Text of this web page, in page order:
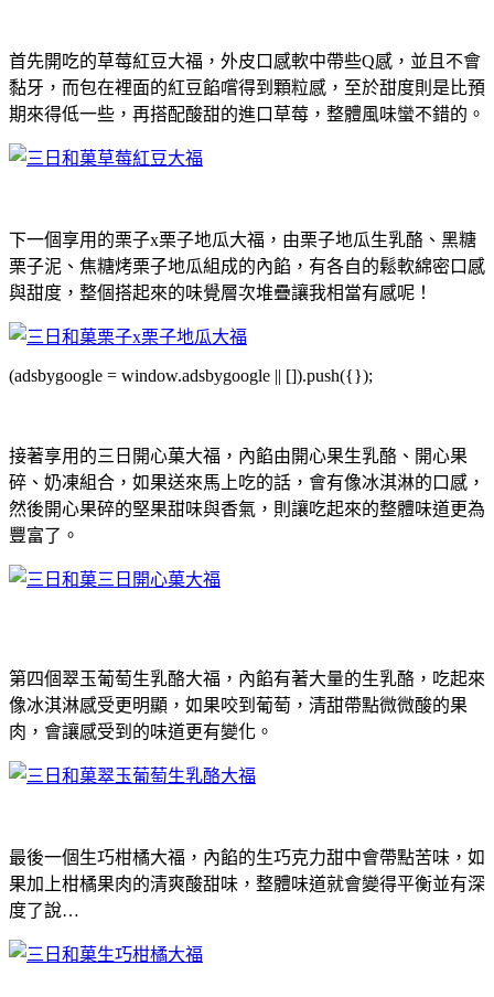
首先開吃的草莓紅豆大福，外皮口感軟中帶些Q感，並且不會
黏牙，而包在裡面的紅豆餡嚐得到顆粒感，至於甜度則是比預
期來得低一些，再搭配酸甜的進口草莓，整體風味蠻不錯的。
下一個享用的栗子x栗子地瓜大福，由栗子地瓜生乳酪、黑糖
栗子泥、焦糖烤栗子地瓜組成的內餡，有各自的鬆軟綿密口感
與甜度，整個搭起來的味覺層次堆疊讓我相當有感呢！
(adsbygoogle = window.adsbygoogle || []).push({});
接著享用的三日開心菓大福，內餡由開心果生乳酪、開心果
碎、奶凍組合，如果送來馬上吃的話，會有像冰淇淋的口感，
然後開心果碎的堅果甜味與香氣，則讓吃起來的整體味道更為
豐富了。
第四個翠玉葡萄生乳酪大福，內餡有著大量的生乳酪，吃起來
像冰淇淋感受更明顯，如果咬到葡萄，清甜帶點微微酸的果
肉，會讓感受到的味道更有變化。
最後一個生巧柑橘大福，內餡的生巧克力甜中會帶點苦味，如
果加上柑橘果肉的清爽酸甜味，整體味道就會變得平衡並有深
度了說…